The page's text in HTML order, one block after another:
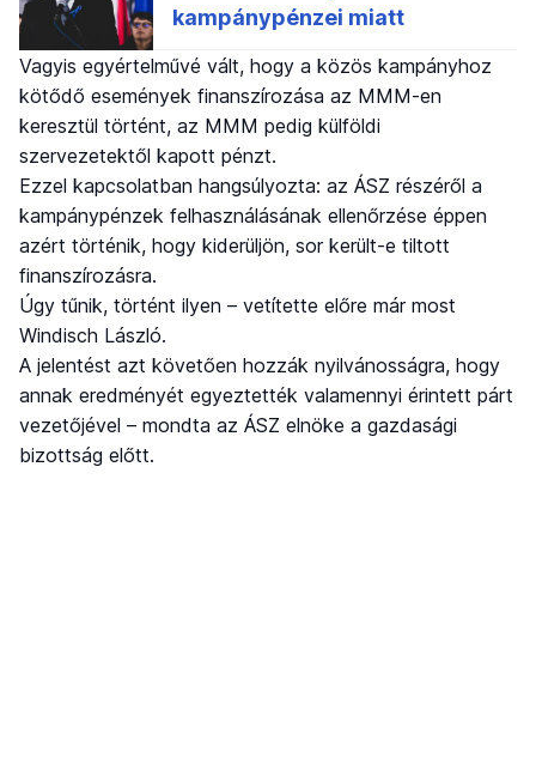
Vagyis egyértelművé vált, hogy a közös kampányhoz
kötődő események finanszírozása az MMM-en
keresztül történt, az MMM pedig külföldi
szervezetektől kapott pénzt.
Ezzel kapcsolatban hangsúlyozta: az ÁSZ részéről a
kampánypénzek felhasználásának ellenőrzése éppen
azért történik, hogy kiderüljön, sor került-e tiltott
finanszírozásra.
Úgy tűnik, történt ilyen – vetítette előre már most
Windisch László.
A jelentést azt követően hozzák nyilvánosságra, hogy
annak eredményét egyeztették valamennyi érintett párt
vezetőjével – mondta az ÁSZ elnöke a gazdasági
bizottság előtt.